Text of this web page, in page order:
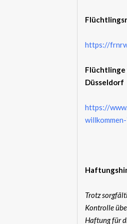
https://
Flüchtlinge
Düsseldorf
https://
Trotz
Kontrolle
Haftung für